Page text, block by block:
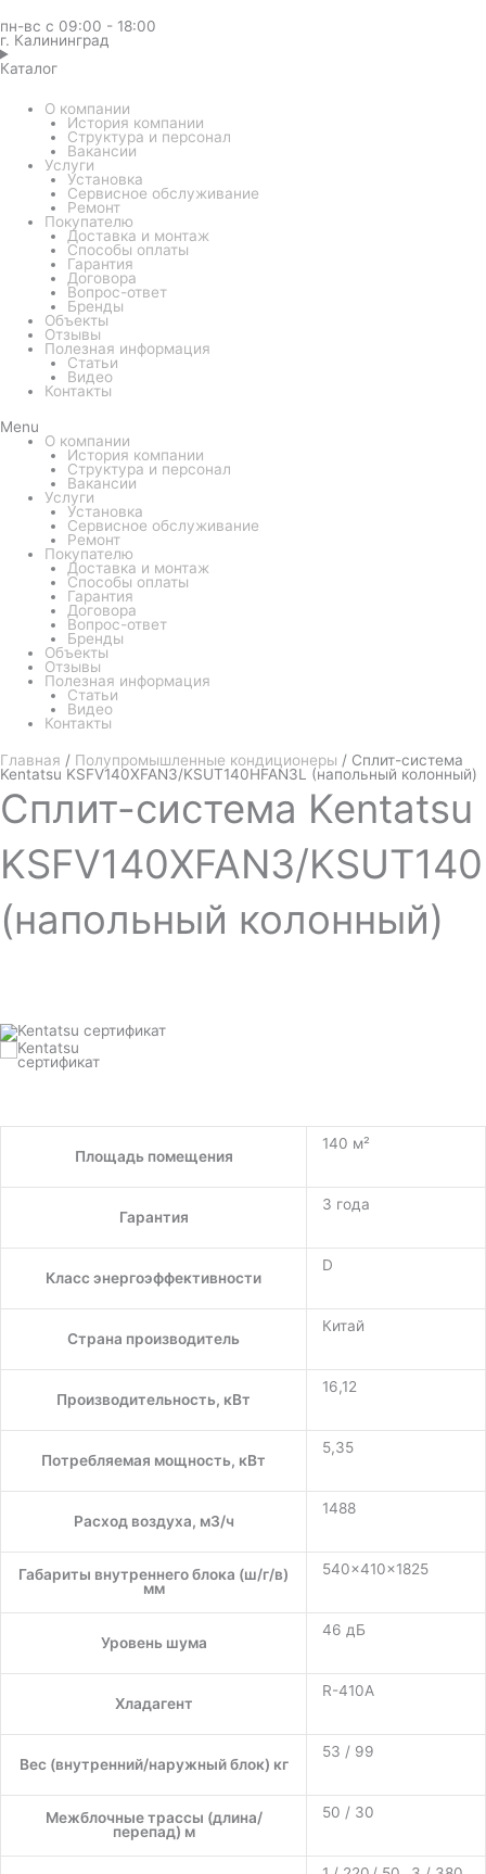
пн-вс с 09:00 - 18:00
г. Калининград
Каталог
О компании
История компании
Структура и персонал
Вакансии
Услуги
Установка
Сервисное обслуживание
Ремонт
Покупателю
Доставка и монтаж
Способы оплаты
Гарантия
Договора
Вопрос-ответ
Бренды
Объекты
Отзывы
Полезная информация
Статьи
Видео
Контакты
Menu
О компании
История компании
Структура и персонал
Вакансии
Услуги
Установка
Сервисное обслуживание
Ремонт
Покупателю
Доставка и монтаж
Способы оплаты
Гарантия
Договора
Вопрос-ответ
Бренды
Объекты
Отзывы
Полезная информация
Статьи
Видео
Контакты
Главная / Полупромышленные кондиционеры / Сплит-система
Kentatsu KSFV140XFAN3/KSUT140HFAN3L (напольный колонный)
Сплит-система Kentatsu
KSFV140XFAN3/
(напольный колонный)
Площадь помещения
140 м²
Гарантия
3 года
Класс энергоэффективности
D
Страна производитель
Китай
Производительность, кВт
16,12
Потребляемая мощность, кВт
5,35
Расход воздуха, м3/ч
1488
Габариты внутреннего блока (ш/г/в)
мм
540×410×1825
Уровень шума
46 дБ
Хладагент
R-410A
Вес (внутренний/наружный блок) кг
53 / 99
Межблочные трассы (длина/
перепад) м
50 / 30